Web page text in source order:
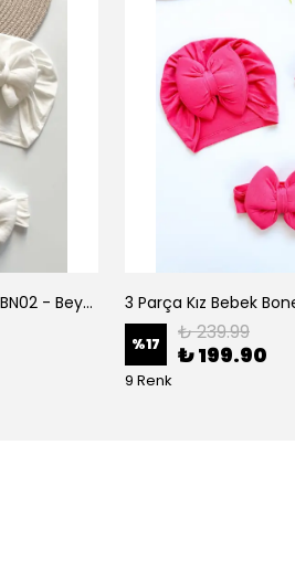
3 Parça Kız Bebek Bone Seti BN02 - Beyaz
%17 ₺ 239.99
₺ 199.90
9 Renk